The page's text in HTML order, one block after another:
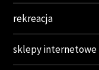
rekreacja
sklepy internetowe